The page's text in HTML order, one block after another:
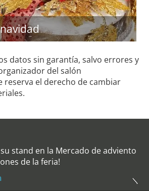
datos sin garantía, salvo errores y
del salón
reserva el derecho de cambiar
stand en la Mercado de adviento
de la feria!